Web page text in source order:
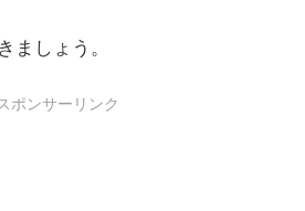
ましょう。
ポンサーリンク